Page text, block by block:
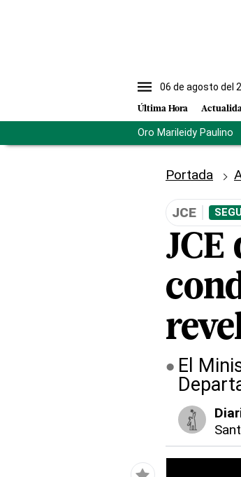
06 de agosto del
Última Hora
Oro Marileidy Paulino
Portada
JCE
JCE
El